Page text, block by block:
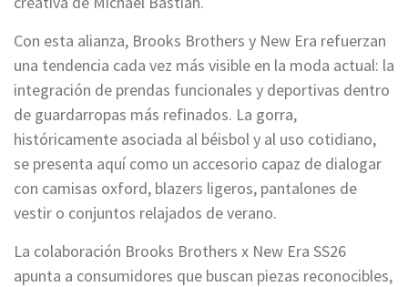
Con esta alianza, Brooks Brothers y New Era refuerzan
una tendencia cada vez más visible en la moda actual: la
integración de prendas funcionales y deportivas dentro
de guardarropas más refinados. La gorra,
históricamente asociada al béisbol y al uso cotidiano,
se presenta aquí como un accesorio capaz de dialogar
con camisas oxford, blazers ligeros, pantalones de
vestir o conjuntos relajados de verano.
La colaboración Brooks Brothers x New Era SS26
apunta a consumidores que buscan piezas reconocibles,